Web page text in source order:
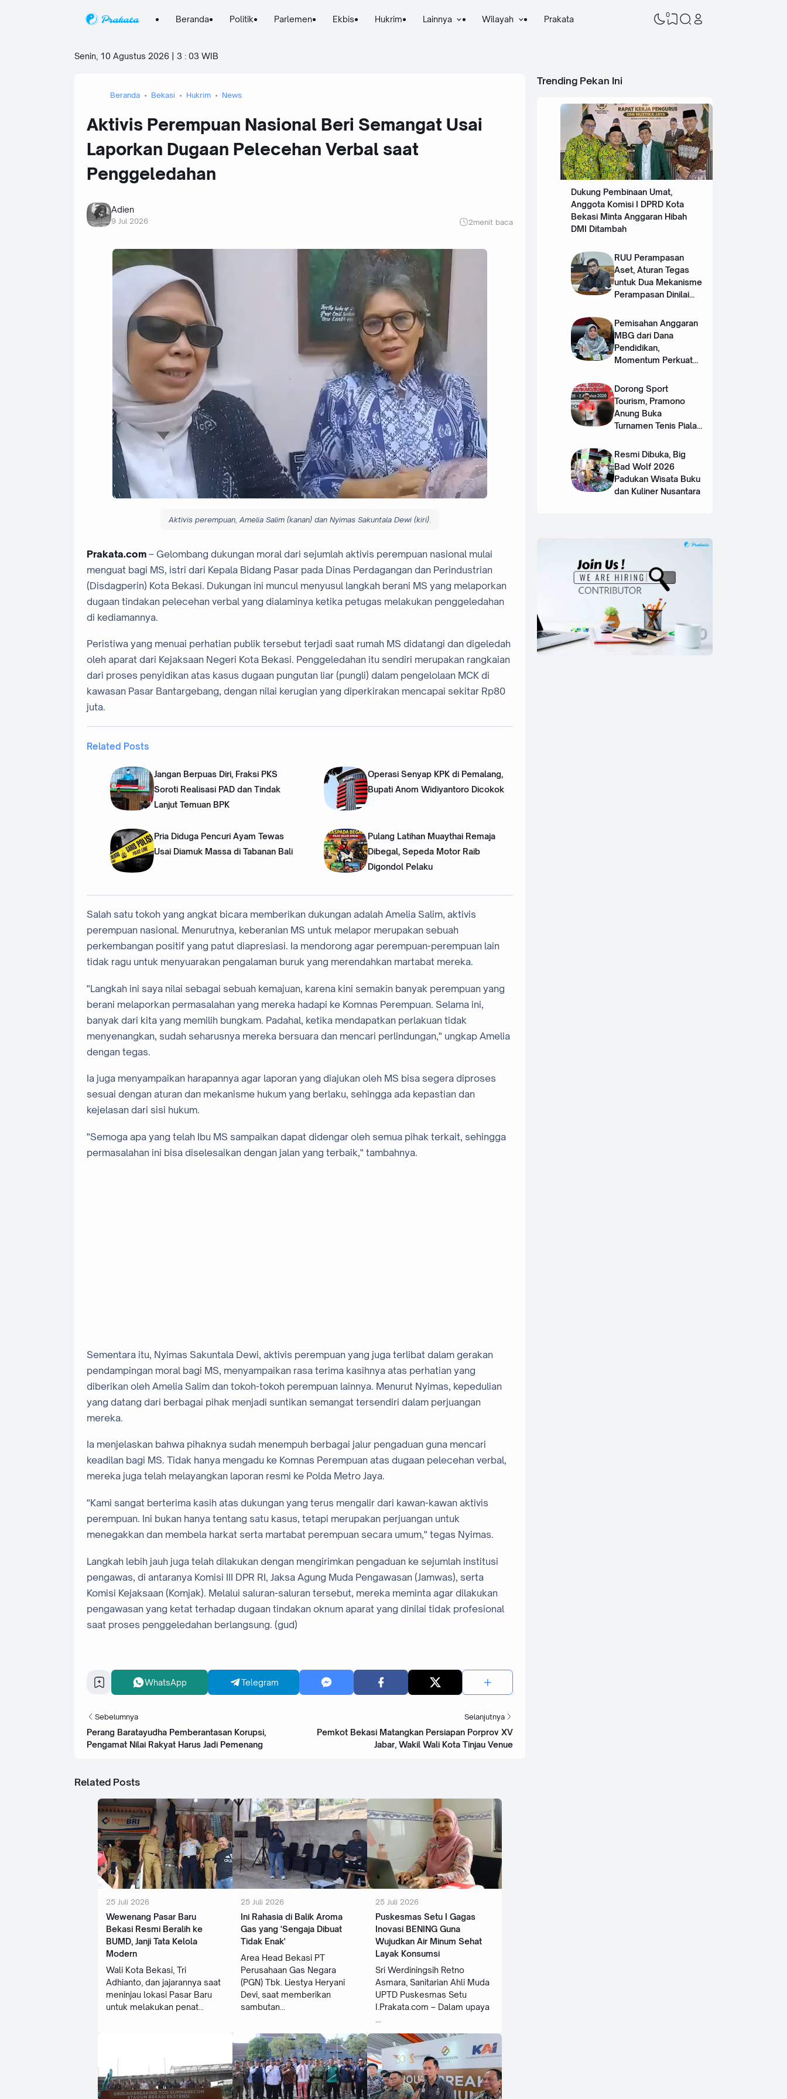
Beranda Politik Parlemen Ekbis Hukrim Lainnya Wilayah Prakata 0
Senin, 10 Agustus 2026 | 3 : 03 WIB
Beranda Bekasi Hukrim News
Aktivis Perempuan Nasional Beri Semangat Usai
Laporkan Dugaan Pelecehan Verbal saat
Penggeledahan
Adien
9 Jul 2026 2menit baca
Aktivis perempuan, Amelia Salim (kanan) dan Nyimas Sakuntala Dewi (kiri)
Prakata.com – Gelombang dukungan moral dari sejumlah aktivis perempuan nasional mulai
menguat bagi MS, istri dari Kepala Bidang Pasar pada Dinas Perdagangan dan Perindustrian
(Disdagperin) Kota Bekasi. Dukungan ini muncul menyusul langkah berani MS yang melaporkan
dugaan tindakan pelecehan verbal yang dialaminya ketika petugas melakukan penggeledahan
di kediamannya.
Peristiwa yang menuai perhatian publik tersebut terjadi saat rumah MS didatangi dan digeledah
oleh aparat dari Kejaksaan Negeri Kota Bekasi. Penggeledahan itu sendiri merupakan rangkaian
dari proses penyidikan atas kasus dugaan pungutan liar (pungli) dalam pengelolaan MCK di
kawasan Pasar Bantargebang, dengan nilai kerugian yang diperkirakan mencapai sekitar Rp80
juta.
Related Posts
‎Jangan Berpuas Diri, Fraksi PKS
Soroti Realisasi PAD dan Tindak
Lanjut Temuan BPK
‎Operasi Senyap KPK di Pemalang,
Bupati Anom Widiyantoro Dicokok
Pria Diduga Pencuri Ayam Tewas
Usai Diamuk Massa di Tabanan Bali
‎Pulang Latihan Muaythai Remaja
Dibegal, Sepeda Motor Raib
Digondol Pelaku
Salah satu tokoh yang angkat bicara memberikan dukungan adalah Amelia Salim, aktivis
perempuan nasional. Menurutnya, keberanian MS untuk melapor merupakan sebuah
perkembangan positif yang patut diapresiasi. Ia mendorong agar perempuan-perempuan lain
tidak ragu untuk menyuarakan pengalaman buruk yang merendahkan martabat mereka.
"Langkah ini saya nilai sebagai sebuah kemajuan, karena kini semakin banyak perempuan yang
berani melaporkan permasalahan yang mereka hadapi ke Komnas Perempuan. Selama ini,
banyak dari kita yang memilih bungkam. Padahal, ketika mendapatkan perlakuan tidak
menyenangkan, sudah seharusnya mereka bersuara dan mencari perlindungan," ungkap Amelia
dengan tegas.
Ia juga menyampaikan harapannya agar laporan yang diajukan oleh MS bisa segera diproses
sesuai dengan aturan dan mekanisme hukum yang berlaku, sehingga ada kepastian dan
kejelasan dari sisi hukum.
"Semoga apa yang telah Ibu MS sampaikan dapat didengar oleh semua pihak terkait, sehingga
permasalahan ini bisa diselesaikan dengan jalan yang terbaik," tambahnya.
Sementara itu, Nyimas Sakuntala Dewi, aktivis perempuan yang juga terlibat dalam gerakan
pendampingan moral bagi MS, menyampaikan rasa terima kasihnya atas perhatian yang
diberikan oleh Amelia Salim dan tokoh-tokoh perempuan lainnya. Menurut Nyimas, kepedulian
yang datang dari berbagai pihak menjadi suntikan semangat tersendiri dalam perjuangan
mereka.
Ia menjelaskan bahwa pihaknya sudah menempuh berbagai jalur pengaduan guna mencari
keadilan bagi MS. Tidak hanya mengadu ke Komnas Perempuan atas dugaan pelecehan verbal,
mereka juga telah melayangkan laporan resmi ke Polda Metro Jaya.
"Kami sangat berterima kasih atas dukungan yang terus mengalir dari kawan-kawan aktivis
perempuan. Ini bukan hanya tentang satu kasus, tetapi merupakan perjuangan untuk
menegakkan dan membela harkat serta martabat perempuan secara umum," tegas Nyimas.
Langkah lebih jauh juga telah dilakukan dengan mengirimkan pengaduan ke sejumlah institusi
pengawas, di antaranya Komisi III DPR RI, Jaksa Agung Muda Pengawasan (Jamwas), serta
Komisi Kejaksaan (Komjak). Melalui saluran-saluran tersebut, mereka meminta agar dilakukan
pengawasan yang ketat terhadap dugaan tindakan oknum aparat yang dinilai tidak profesional
saat proses penggeledahan berlangsung. (gud)
WhatsApp Telegram
Sebelumnya
Perang Baratayudha Pemberantasan Korupsi,
Pengamat Nilai Rakyat Harus Jadi Pemenang
Selanjutnya
‎Pemkot Bekasi Matangkan Persiapan Porprov XV
Jabar, Wakil Wali Kota Tinjau Venue
Related Posts
25 Juli 2026
‎Wewenang Pasar Baru
Bekasi Resmi Beralih ke
BUMD, Janji Tata Kelola
Modern
Wali Kota Bekasi, Tri
Adhianto, dan jajarannya saat
meninjau lokasi Pasar Baru
untuk melakukan penat
25 Juli 2026
‎Ini Rahasia di Balik Aroma
Gas yang 'Sengaja Dibuat
Tidak Enak'
‎Area Head Bekasi PT
Perusahaan Gas Negara
(PGN) Tbk. Liestya Heryani
Devi, saat memberikan
sambutan
25 Juli 2026
Puskesmas Setu I Gagas
Inovasi BENING Guna
Wujudkan Air Minum Sehat
Layak Konsumsi
Sri Werdiningsih Retno
Asmara, Sanitarian Ahli Muda
UPTD Puskesmas Setu
I.Prakata.com – Dalam upaya
Trending Pekan Ini
Dukung Pembinaan Umat,
Anggota Komisi I DPRD Kota
Bekasi Minta Anggaran Hibah
DMI Ditambah
RUU Perampasan
Aset, Aturan Tegas
untuk Dua Mekanisme
Perampasan Dinilai
Pemisahan Anggaran
MBG dari Dana
Pendidikan,
Momentum Perkuat
Dorong Sport
Tourism, Pramono
Anung Buka
Turnamen Tenis Piala
‎Resmi Dibuka, Big
Bad Wolf 2026
Padukan Wisata Buku
dan Kuliner Nusantara